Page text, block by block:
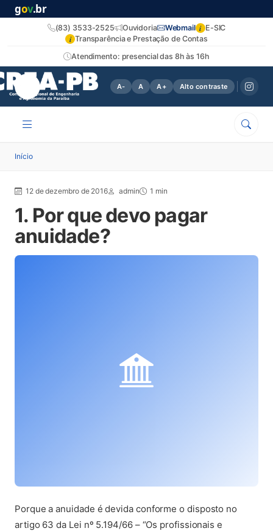
gov.br
Atendimento: presencial das 8h às 16h
(83) 3533-2525 Ouvidoria Webmail i E-SIC
i Transparência e Prestação de Contas
A- A A+ Alto contraste
Início
12 de dezembro de 2016 admin 1 min
1. Por que devo pagar
anuidade?
Porque a anuidade é devida conforme o disposto no
artigo 63 da Lei nº 5.194/66 – “Os profissionais e